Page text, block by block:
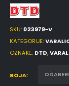
SKU: 023979-V
KATEGORIJE:
OZNAKE: DTD,
BOJA